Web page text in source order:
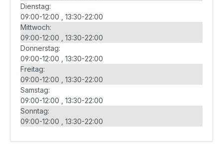
Dienstag:
09:00-12:00
13:30-22:00
Mittwoch:
09:00-12:00
13:30-22:00
Donnerstag:
09:00-12:00
13:30-22:00
Freitag:
09:00-12:00
13:30-22:00
Samstag:
09:00-12:00
13:30-22:00
Sonntag:
09:00-12:00
13:30-22:00